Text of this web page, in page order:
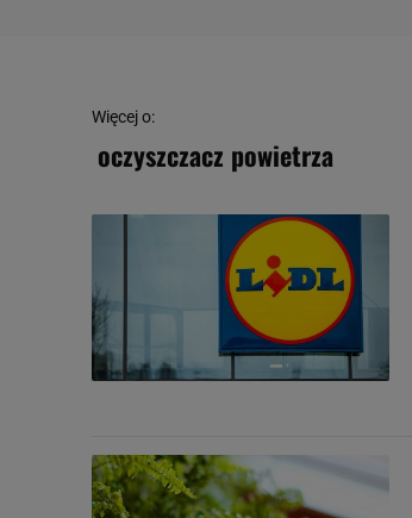
Więcej o:
oczyszczacz powietrza